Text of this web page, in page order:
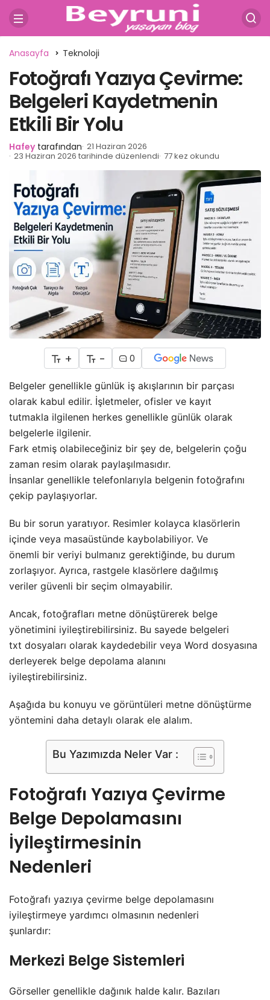
Anasayfa Teknoloji
Fotoğrafı Yazıya Çevirme:
Belgeleri Kaydetmenin
Etkili Bir Yolu
Hafey tarafından 21 Haziran 2026
23 Haziran 2026 tarihinde düzenlendi 77 kez okundu
+ - 0
Belgeler genellikle günlük iş akışlarının bir parçası
olarak kabul edilir. İşletmeler, ofisler ve kayıt
tutmakla ilgilenen herkes genellikle günlük olarak
belgelerle ilgilenir.
Fark etmiş olabileceğiniz bir şey de, belgelerin çoğu
zaman resim olarak paylaşılmasıdır.
İnsanlar genellikle telefonlarıyla belgenin fotoğrafını
çekip paylaşıyorlar.
Bu bir sorun yaratıyor. Resimler kolayca klasörlerin
içinde veya masaüstünde kaybolabiliyor. Ve
önemli bir veriyi bulmanız gerektiğinde, bu durum
zorlaşıyor. Ayrıca, rastgele klasörlere dağılmış
veriler güvenli bir seçim olmayabilir.
Ancak, fotoğrafları metne dönüştürerek belge
yönetimini iyileştirebilirsiniz. Bu sayede belgeleri
txt dosyaları olarak kaydedebilir veya Word dosyasına
derleyerek belge depolama alanını
iyileştirebilirsiniz.
Aşağıda bu konuyu ve görüntüleri metne dönüştürme
yöntemini daha detaylı olarak ele alalım.
Bu Yazımızda Neler Var :
Fotoğrafı Yazıya Çevirme
Belge Depolamasını
İyileştirmesinin
Nedenleri
Fotoğrafı yazıya çevirme belge depolamasını
iyileştirmeye yardımcı olmasının nedenleri
şunlardır:
Merkezi Belge Sistemleri
Görseller genellikle dağınık halde kalır. Bazıları